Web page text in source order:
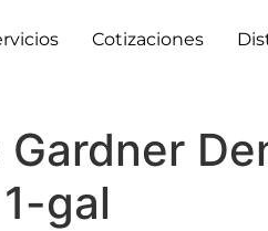
Cotizaciones
gal